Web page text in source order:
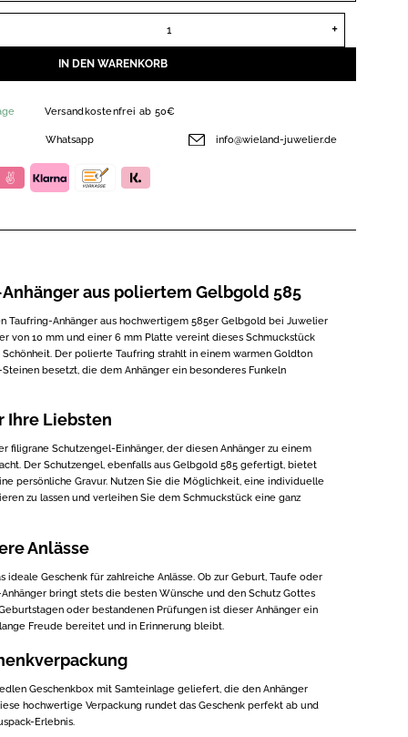
Taufring Zirkonia Gelbgold 585 40894/068/24 Menge
IN DEN WARENKORB
Versandkostenfrei ab 50€
Whatsapp info@wieland-juwelier.de
aus poliertem Gelbgold 585
Taufring-Anhänger aus hochwertigem 585er Gelbgold bei Juwelier
von 10 mm und einer 6 mm Platte vereint dieses Schmuckstück
Der polierte Taufring strahlt in einem warmen Goldton
besetzt, die dem Anhänger ein besonderes Funkeln
Ihre Liebsten
filigrane Schutzengel-Einhänger, der diesen Anhänger zu einem
Der Schutzengel, ebenfalls aus Gelbgold 585 gefertigt, bietet
persönliche Gravur. Nutzen Sie die Möglichkeit, eine individuelle
zu lassen und verleihen Sie dem Schmuckstück eine ganz
Anlässe
ideale Geschenk für zahlreiche Anlässe. Ob zur Geburt, Taufe oder
bringt stets die besten Wünsche und den Schutz Gottes
oder bestandenen Prüfungen ist dieser Anhänger ein
Freude bereitet und in Erinnerung bleibt.
Geschenkbox mit Samteinlage geliefert, die den Anhänger
hochwertige Verpackung rundet das Geschenk perfekt ab und
Erlebnis.